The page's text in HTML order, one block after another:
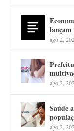
ago 2,
ago 2,
Saúde
ago 2,